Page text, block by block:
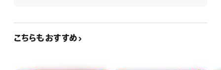
こちらもおすすめ